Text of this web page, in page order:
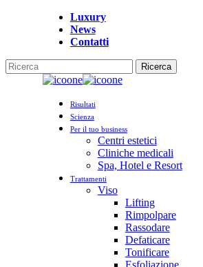
Luxury
News
Contatti
Ricerca
Menu
Risultati
Scienza
Per il tuo business
Centri estetici
Cliniche medicali
Spa, Hotel e Resort
Trattamenti
Viso
Lifting
Rimpolpare
Rassodare
Defaticare
Tonificare
Esfoliazione